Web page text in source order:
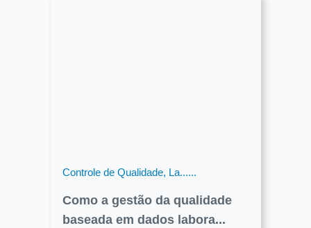
Controle de Qualidade, La......
Como a gestão da qualidade
baseada em dados labora...